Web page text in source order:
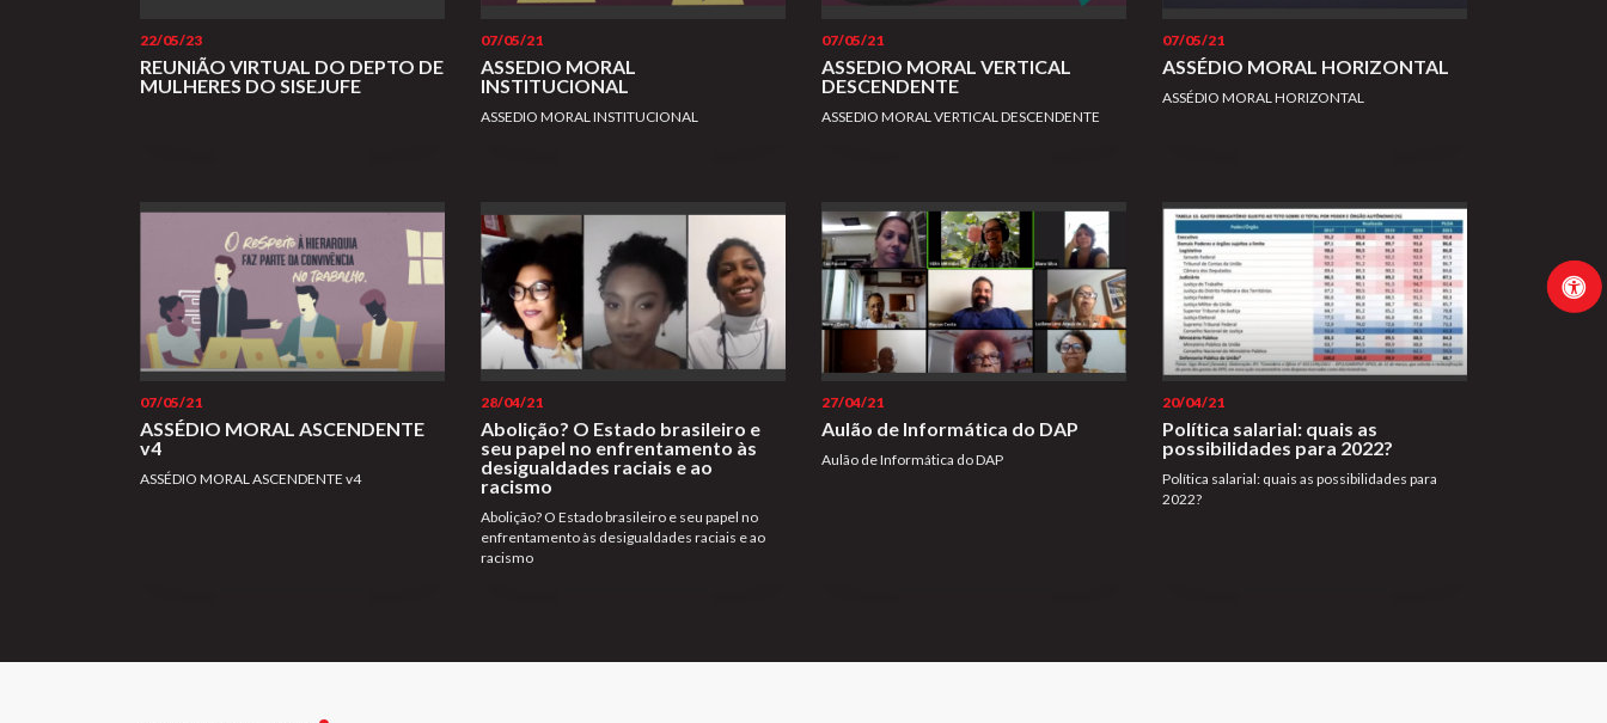
22/05/23
REUNIÃO VIRTUAL DO DEPTO DE
MULHERES DO SISEJUFE
07/05/21
ASSEDIO MORAL
INSTITUCIONAL
ASSEDIO MORAL INSTITUCIONAL
07/05/21
ASSEDIO MORAL VERTICAL
DESCENDENTE
ASSEDIO MORAL VERTICAL DESCENDENTE
07/05/21
ASSÉDIO MORAL HORIZONTAL
ASSÉDIO MORAL HORIZONTAL
07/05/21
ASSÉDIO MORAL ASCENDENTE
v4
ASSÉDIO MORAL ASCENDENTE v4
28/04/21
Abolição? O Estado brasileiro e
seu papel no enfrentamento às
desigualdades raciais e ao
racismo
Abolição? O Estado brasileiro e seu papel no
enfrentamento às desigualdades raciais e ao
racismo
27/04/21
Aulão de Informática do DAP
Aulão de Informática do DAP
20/04/21
Política salarial: quais as
possibilidades para 2022?
Política salarial: quais as possibilidades para
2022?